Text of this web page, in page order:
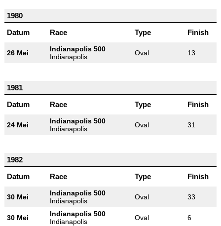
1980
Datum
Race Type Finish
26 Mei
Indianapolis 500
Indianapolis
Oval 13
1981
Datum
Race Type Finish
24 Mei
Indianapolis 500
Indianapolis
Oval 31
1982
Datum
Race Type Finish
30 Mei
Indianapolis 500
Indianapolis
Oval 33
30 Mei
Indianapolis 500
Indianapolis
Oval 6